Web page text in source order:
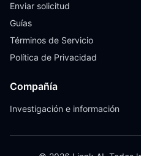
Enviar solicitud
Guías
Términos de Servicio
Política de Privacidad
Compañía
Investigación e información